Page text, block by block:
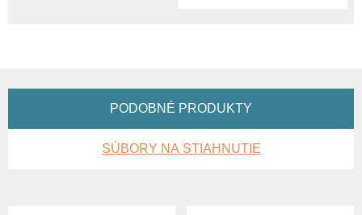
PODOBNÉ PRODUKTY
SÚBORY NA STIAHNUTIE